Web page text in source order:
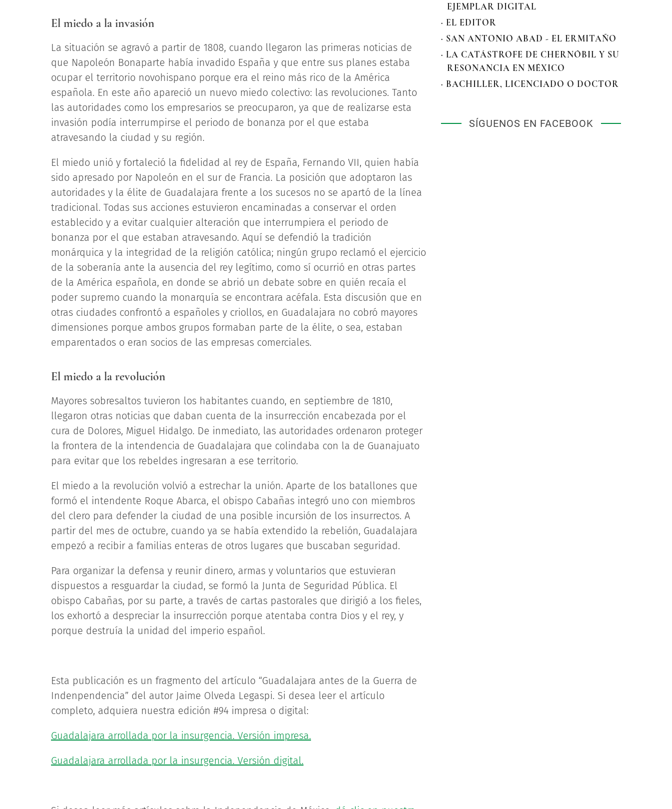
El miedo a la invasión
La situación se agravó a partir de 1808, cuando llegaron las primeras noticias de
que Napoleón Bonaparte había invadido España y que entre sus planes estaba
ocupar el territorio novohispano porque era el reino más rico de la América
española. En este año apareció un nuevo miedo colectivo: las revoluciones. Tanto
las autoridades como los empresarios se preocuparon, ya que de realizarse esta
invasión podía interrumpirse el periodo de bonanza por el que estaba
atravesando la ciudad y su región.
El miedo unió y fortaleció la fidelidad al rey de España, Fernando VII, quien había
sido apresado por Napoleón en el sur de Francia. La posición que adoptaron las
autoridades y la élite de Guadalajara frente a los sucesos no se apartó de la línea
tradicional. Todas sus acciones estuvieron encaminadas a conservar el orden
establecido y a evitar cualquier alteración que interrumpiera el periodo de
bonanza por el que estaban atravesando. Aquí se defendió la tradición
monárquica y la integridad de la religión católica; ningún grupo reclamó el ejercicio
de la soberanía ante la ausencia del rey legítimo, como sí ocurrió en otras partes
de la América española, en donde se abrió un debate sobre en quién recaía el
poder supremo cuando la monarquía se encontrara acéfala. Esta discusión que en
otras ciudades confrontó a españoles y criollos, en Guadalajara no cobró mayores
dimensiones porque ambos grupos formaban parte de la élite, o sea, estaban
emparentados o eran socios de las empresas comerciales.
El miedo a la revolución
Mayores sobresaltos tuvieron los habitantes cuando, en septiembre de 1810,
llegaron otras noticias que daban cuenta de la insurrección encabezada por el
cura de Dolores, Miguel Hidalgo. De inmediato, las autoridades ordenaron proteger
la frontera de la intendencia de Guadalajara que colindaba con la de Guanajuato
para evitar que los rebeldes ingresaran a ese territorio.
El miedo a la revolución volvió a estrechar la unión. Aparte de los batallones que
formó el intendente Roque Abarca, el obispo Cabañas integró uno con miembros
del clero para defender la ciudad de una posible incursión de los insurrectos. A
partir del mes de octubre, cuando ya se había extendido la rebelión, Guadalajara
empezó a recibir a familias enteras de otros lugares que buscaban seguridad.
Para organizar la defensa y reunir dinero, armas y voluntarios que estuvieran
dispuestos a resguardar la ciudad, se formó la Junta de Seguridad Pública. El
obispo Cabañas, por su parte, a través de cartas pastorales que dirigió a los fieles,
los exhortó a despreciar la insurrección porque atentaba contra Dios y el rey, y
porque destruía la unidad del imperio español.
Esta publicación es un fragmento del artículo “Guadalajara antes de la Guerra de
Indenpendencia” del autor Jaime Olveda Legaspi. Si desea leer el artículo
completo, adquiera nuestra edición #94 impresa o digital:
Guadalajara arrollada por la insurgencia. Versión impresa.
Guadalajara arrollada por la insurgencia. Versión digital.
EJEMPLAR DIGITAL
· EL EDITOR
· SAN ANTONIO ABAD - EL ERMITAÑO
· LA CATÁSTROFE DE CHERNÓBIL Y SU
RESONANCIA EN MÉXICO
· BACHILLER, LICENCIADO O DOCTOR
SÍGUENOS EN FACEBOOK